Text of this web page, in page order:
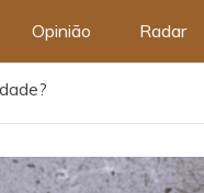
Opinião Radar